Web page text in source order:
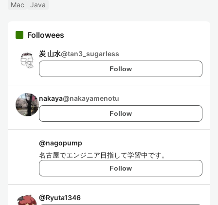
Mac Java
Followees
炭 山水@tan3_sugarless
Follow
nakaya@nakayamenotu
Follow
@nagopump
名古屋でエンジニア目指して学習中です。
Follow
@Ryuta1346